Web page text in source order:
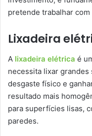
pretende trabalhar
Lixadeira
A lixadeira elétrica é
necessita lixar
desgaste físico e
resultado mais
para superfícies lisas,
paredes.